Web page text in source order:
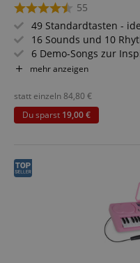
55
49 Standardtasten -
16 Sounds und 10
6 Demo-Songs zur
Inklusive Mikrofon
Kopfhöreranschluss
Mit Netzteil und
Sparset inklusive
mehr anzeigen
statt einzeln84,80 €
Du sparst 19,00 €